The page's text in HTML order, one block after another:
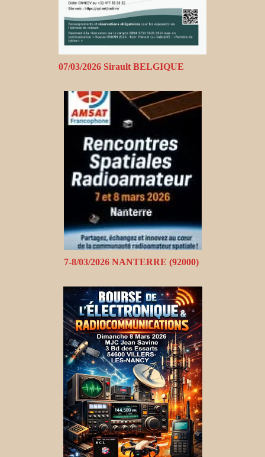
07/03/2026 Sirault BELGIQUE
7-8/03/2026 NANTERRE (92000)